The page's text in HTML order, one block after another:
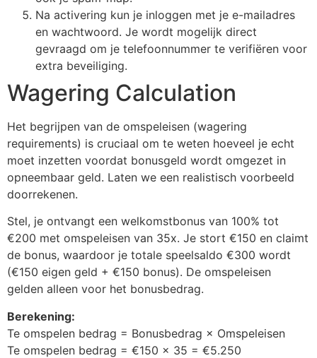
Na activering kun je inloggen met je e-mailadres
en wachtwoord. Je wordt mogelijk direct
gevraagd om je telefoonnummer te verifiëren voor
extra beveiliging.
Wagering Calculation
Het begrijpen van de omspeleisen (wagering
requirements) is cruciaal om te weten hoeveel je echt
moet inzetten voordat bonusgeld wordt omgezet in
opneembaar geld. Laten we een realistisch voorbeeld
doorrekenen.
Stel, je ontvangt een welkomstbonus van 100% tot
€200 met omspeleisen van 35x. Je stort €150 en claimt
de bonus, waardoor je totale speelsaldo €300 wordt
(€150 eigen geld + €150 bonus). De omspeleisen
gelden alleen voor het bonusbedrag.
Berekening:
Te omspelen bedrag = Bonusbedrag × Omspeleisen
Te omspelen bedrag = €150 × 35 = €5.250